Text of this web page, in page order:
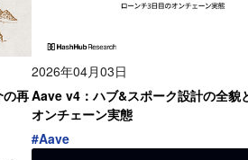
再
2026年04月03日
Aave v4：ハブ&スポーク設計の全貌
オンチェーン実態
#Aave